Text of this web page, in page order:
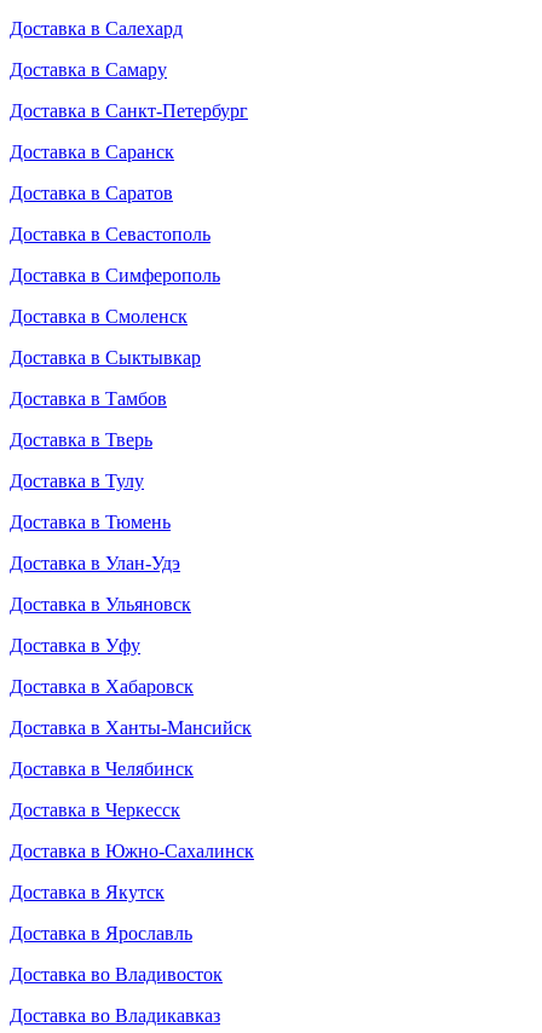
Доставка в Салехард
Доставка в Самару
Доставка в Санкт-Петербург
Доставка в Саранск
Доставка в Саратов
Доставка в Севастополь
Доставка в Симферополь
Доставка в Смоленск
Доставка в Сыктывкар
Доставка в Тамбов
Доставка в Тверь
Доставка в Тулу
Доставка в Тюмень
Доставка в Улан-Удэ
Доставка в Ульяновск
Доставка в Уфу
Доставка в Хабаровск
Доставка в Ханты-Мансийск
Доставка в Челябинск
Доставка в Черкесск
Доставка в Южно-Сахалинск
Доставка в Якутск
Доставка в Ярославль
Доставка во Владивосток
Доставка во Владикавказ